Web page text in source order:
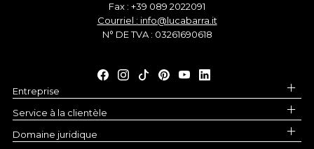
Fax : +39 089 2022091
Courriel : info@lucabarra.it
N° DE TVA : 03261690618
Entreprise
Service à la clientèle
Domaine juridique